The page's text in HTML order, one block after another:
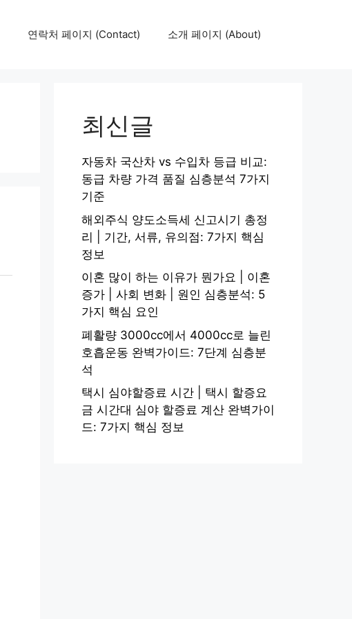
연락처 페이지 (Contact) 소개 페이지 (About)
최신글
자동차 국산차 vs 수입차 등급 비교:
동급 차량 가격 품질 심층분석 7가지
기준
해외주식 양도소득세 신고시기 총정
리 | 기간, 서류, 유의점: 7가지 핵심
정보
이혼 많이 하는 이유가 뭔가요 | 이혼
증가 | 사회 변화 | 원인 심층분석: 5
가지 핵심 요인
폐활량 3000cc에서 4000cc로 늘린
호흡운동 완벽가이드: 7단계 심층분
석
택시 심야할증료 시간 | 택시 할증요
금 시간대 심야 할증료 계산 완벽가이
드: 7가지 핵심 정보